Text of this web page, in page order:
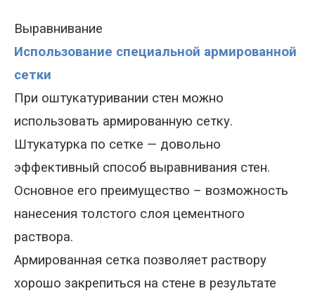
Выравнивание
Использование специальной армированной
сетки
При оштукатуривании стен можно
использовать армированную сетку.
Штукатурка по сетке — довольно
эффективный способ выравнивания стен.
Основное его преимущество – возможность
нанесения толстого слоя цементного
раствора.
Армированная сетка позволяет раствору
хорошо закрепиться на стене в результате